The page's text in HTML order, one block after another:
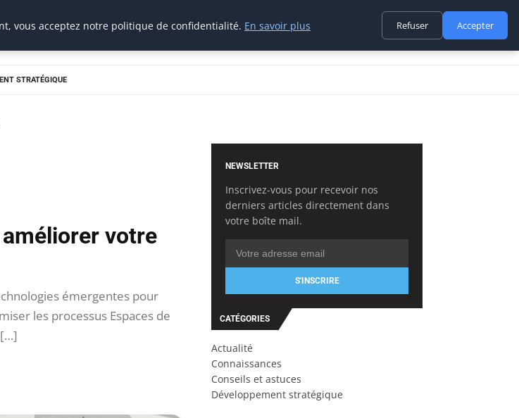
STRATÉGIQUE
votre
émergentes pour
les processus Espaces de
NEWSLETTER
Inscrivez-vous pour recevoir nos
derniers articles directement dans
votre boîte mail.
S'INSCRIRE
CATÉGORIES
Actualité
Connaissances
Conseils et astuces
Développement stratégique
vous acceptez notre politique de confidentialité. En savoir plus Refuser Accepter